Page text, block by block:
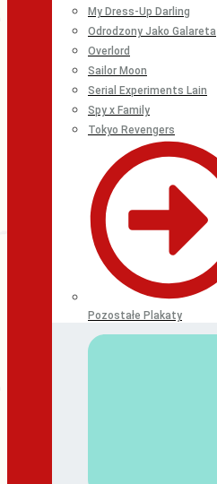
My Dress-Up Darling
Odrodzony Jako Galareta
Overlord
Sailor Moon
Serial Experiments Lain
Spy x Family
Tokyo Revengers
Pozostałe Plakaty